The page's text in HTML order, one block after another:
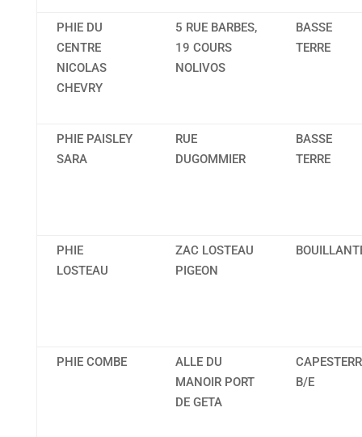
PHIE DU
CENTRE
NICOLAS
CHEVRY
5 RUE BARBES,
19 COURS
NOLIVOS
BASSE
TERRE
PHIE PAISLEY
SARA
RUE
DUGOMMIER
BASSE
TERRE
PHIE
LOSTEAU
ZAC LOSTEAU
PIGEON
PHIE COMBE
ALLE DU
MANOIR PORT
DE GETA
B/E